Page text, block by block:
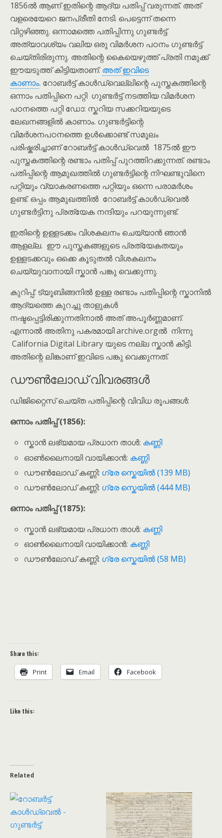
1856ൽ ആണ് ഇതിന്റെ ആദ്യ പതിപ്പ് വരുന്നത്. അത്
വളരെയേറെ ജനപ്രീതി നേടി. പെട്ടെന്ന് തന്നെ
വിറ്റഴിഞ്ഞു. ഒന്നാമത്തെ പതിപ്പിന്നു ഗുണ്ടർട്ട്
അത്യാവശ്യം വലിയ ഒരു വിമർശന പഠനം ഗുണ്ടർട്ട്
ചെയ്തിരിരുന്നു. അതിന്റെ കൈയെഴുത്ത് പ്രതി നമുക്ക്
ഈയടുത്ത് കിട്ടിയതാണ്.അത് ഇവിടെ
കാണാം. റോബർട്ട് കാൾഡ്വെല്ലിന്റെ പുസ്തകത്തിന്റെ
ഒന്നാം പതിപ്പിനെ പറ്റി ഗുണ്ടർട്ട് നടത്തിയ വിമർശന
പഠനത്തെ പറ്റി ഡോ: സ്കറിയ സക്കറിയയുടെ
ലേഖനങ്ങളിൽ കാണാം. ഗുണ്ടർട്ടിന്റെ
വിമർശനപഠനത്തെ ഉൾക്കൊണ്ട് സമൂലം
പരിഷ്കരിച്ചാണ് റോബർട്ട് കാൾഡ്വെൽ 1875ൽ ഈ
പുസ്തകത്തിന്റെ രണ്ടാം പതിപ്പ് പുറത്തിറക്കുന്നത്. രണ്ടാം
പതിപ്പിന്റെ ആമുഖത്തിൽ ഗുണ്ടർട്ടിന്റെ നിഘണ്ടുവിനെ
പറ്റിയും വ്യാകരണത്തെ പറ്റിയും ഒന്നെ പരാമർശം
ഉണ്ട്. ഒപ്പം ആമുഖത്തിൽ റോബർട്ട് കാൾഡ്വെൽ
ഗുണ്ടർട്ടിനു പ്രത്യേക നന്ദിയും പറയുന്നുണ്ട്.
ഇതിന്റെ ഉള്ളടക്കം വിശകലനം ചെയ്യാൻ ഞാൻ
ആളല്ല. ഈ പുസ്തകങ്ങളുടെ പ്രത്യേകതയും
ഉള്ളടക്കവും ഒക്കെ കൂടുതൽ വിശകലനം
ചെയ്യുവാനായി സ്കാൻ പങ്കു വെക്കുന്നു.
കുറിപ്പ്: ട്യൂബിങ്ങനിൽ ഉള്ള രണ്ടാം പതിപ്പിന്റെ സ്കാനിൽ
ആദ്യത്തെ കുറച്ചു താളുകൾ
നഷ്ടപ്പെട്ടിരിക്കുന്നതിനാൽ അത് അപൂർണ്ണമാണ്.
എന്നാൽ അതിനു പകരമായി archive.orgൽ നിന്നു
California Digital Library യുടെ നല്ല സ്കാൻ കിട്ടി.
അതിന്റെ ലിങ്കാണ് ഇവിടെ പങ്കു വെക്കുന്നത്.
ഡൗൺലോഡ് വിവരങ്ങൾ
ഡിജിറ്റൈസ് ചെയ്ത പതിപ്പിന്റെ വിവിധ രൂപങ്ങൾ:
ഒന്നാം പതിപ്പ് (1856):
സ്കാൻ ലഭ്യമായ പ്രധാന താൾ: കണ്ണി
ഓൺലൈനായി വായിക്കാൻ: കണ്ണി
ഡൗൺലോഡ് കണ്ണി: ഗ്രേ സ്കെയിൽ (139 MB)
ഡൗൺലോഡ് കണ്ണി: ഗ്രേ സ്കെയിൽ (444 MB)
ഒന്നാം പതിപ്പ് (1875):
സ്കാൻ ലഭ്യമായ പ്രധാന താൾ: കണ്ണി
ഓൺലൈനായി വായിക്കാൻ: കണ്ണി
ഡൗൺലോഡ് കണ്ണി: ഗ്രേ സ്കെയിൽ (58 MB)
Share this:
Print Email Facebook
Like this:
Related